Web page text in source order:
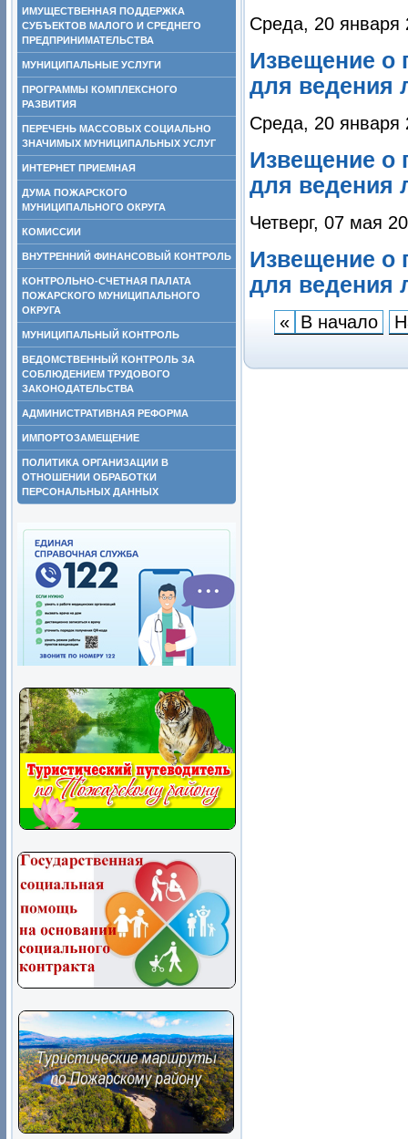
ИМУЩЕСТВЕННАЯ ПОДДЕРЖКА
СУБЪЕКТОВ МАЛОГО И СРЕДНЕГО
ПРЕДПРИНИМАТЕЛЬСТВА
МУНИЦИПАЛЬНЫЕ УСЛУГИ
ПРОГРАММЫ КОМПЛЕКСНОГО
РАЗВИТИЯ
ПЕРЕЧЕНЬ МАССОВЫХ СОЦИАЛЬНО
ЗНАЧИМЫХ МУНИЦИПАЛЬНЫХ УСЛУГ
ИНТЕРНЕТ ПРИЕМНАЯ
ДУМА ПОЖАРСКОГО
МУНИЦИПАЛЬНОГО ОКРУГА
КОМИССИИ
ВНУТРЕННИЙ ФИНАНСОВЫЙ КОНТРОЛЬ
КОНТРОЛЬНО-СЧЕТНАЯ ПАЛАТА
ПОЖАРСКОГО МУНИЦИПАЛЬНОГО
ОКРУГА
МУНИЦИПАЛЬНЫЙ КОНТРОЛЬ
ВЕДОМСТВЕННЫЙ КОНТРОЛЬ ЗА
СОБЛЮДЕНИЕМ ТРУДОВОГО
ЗАКОНОДАТЕЛЬСТВА
АДМИНИСТРАТИВНАЯ РЕФОРМА
ИМПОРТОЗАМЕЩЕНИЕ
ПОЛИТИКА ОРГАНИЗАЦИИ В
ОТНОШЕНИИ ОБРАБОТКИ
ПЕРСОНАЛЬНЫХ ДАННЫХ
Среда, 20 января
Извещение о
для ведения
Среда, 20 января
Извещение о
для ведения
Четверг, 07 мая
Извещение о
для ведения
« В начало